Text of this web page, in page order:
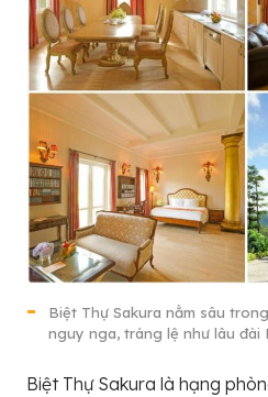
Biệt Thự Sakura nằm sâu
nguy nga, tráng lệ như lâu đài
Biệt Thự Sakura là hạng